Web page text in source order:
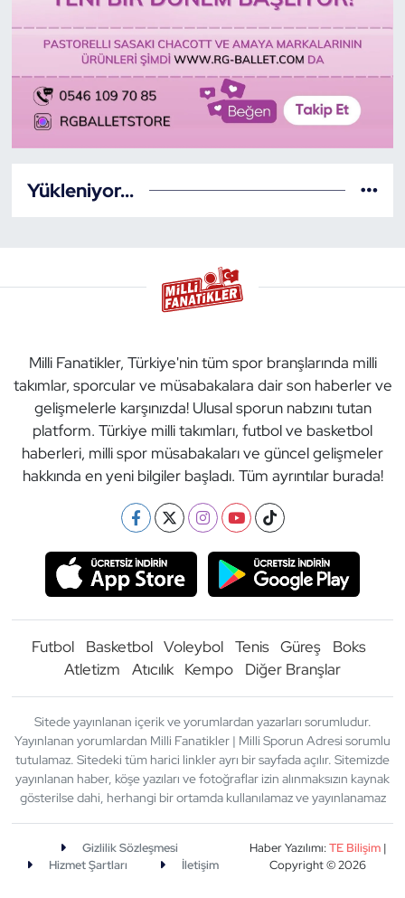
Yükleniyor...
Milli Fanatikler, Türkiye'nin tüm spor branşlarında milli
takımlar, sporcular ve müsabakalara dair son haberler ve
gelişmelerle karşınızda! Ulusal sporun nabzını tutan
platform. Türkiye milli takımları, futbol ve basketbol
haberleri, milli spor müsabakaları ve güncel gelişmeler
hakkında en yeni bilgiler başladı. Tüm ayrıntılar burada!
Futbol Basketbol Voleybol Tenis Güreş
Boks
Atletizm
Atıcılık Kempo Diğer Branşlar
Sitede yayınlanan içerik ve yorumlardan yazarları sorumludur.
Yayınlanan yorumlardan Milli Fanatikler | Milli Sporun Adresi sorumlu
tutulamaz. Sitedeki tüm harici linkler ayrı bir sayfada açılır. Sitemizde
yayınlanan haber, köşe yazıları ve fotoğraflar izin alınmaksızın kaynak
gösterilse dahi, herhangi bir ortamda kullanılamaz ve yayınlanamaz
Gizlilik Sözleşmesi
Hizmet Şartları
İletişim
Haber Yazılımı:TE Bilişim|
Copyright © 2026